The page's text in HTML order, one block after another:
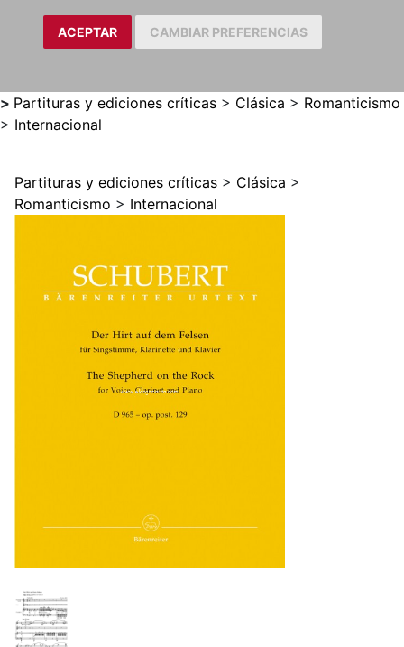
ACEPTAR CAMBIAR PREFERENCIAS
> Partituras y ediciones críticas > Clásica > Romanticismo
> Internacional
Partituras y ediciones críticas > Clásica >
Romanticismo > Internacional